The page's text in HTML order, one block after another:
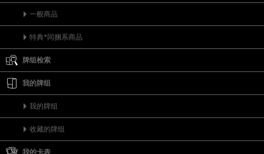
一般商品
特典*同捆系商品
牌组检索
我的牌组
我的牌组
收藏的牌组
我的卡表